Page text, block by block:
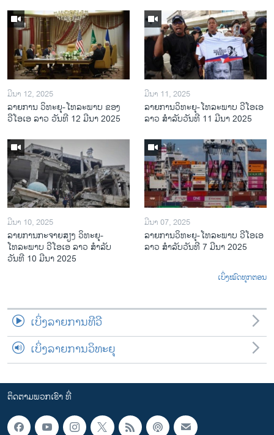
ມີນາ 12, 2025
ລາຍການ ວິທະຍຸ-ໂທລະພາບ ຂອງ
ວີໂອເອ ລາວ ວັນທີ 12 ມີນາ 2025
ມີນາ 11, 2025
ລາຍການວິ​ທະ​ຍຸ-ໂທ​ລະ​ພາບ ວີໂອເອ
ລາວ ສຳ​ລັບ​ວັນ​ທີ 11 ມີ​ນາ 2025
ມີນາ 10, 2025
ລາຍການກະຈາຍສຽງ ວິທະຍຸ-
ໂທລະພາບ ວີໂອເອ ລາວ ສຳລັບ
ວັນທີ 10 ມີນາ 2025
ມີນາ 07, 2025
ລາຍການ​ວິ​ທະ​ຍ​ຸ-ໂທ​ລະ​ພາບ ວີໂອເອ
ລາວ ສຳ​ລັບ​ວັນ​ທີ 7 ມີ​ນາ 2025
ເບິ່ງໝົດທຸກຕອນ
ເບິ່ງລາຍການທີວີ
ເບິ່ງລາຍການວິທະຍຸ
ຕິດຕາມພວກເຮົາ ທີ່